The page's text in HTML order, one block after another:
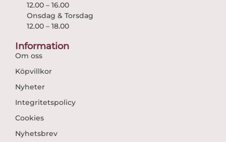
12.00 – 16.00
Onsdag & Torsdag
12.00 – 18.00
Information
Om oss
Köpvillkor
Nyheter
Integritetspolicy
Cookies
Nyhetsbrev